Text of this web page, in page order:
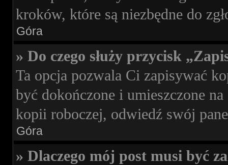
kroków, które są niezbędne do
Góra
» Do czego służy przycisk
Ta opcja pozwala Ci zapisywać
być dokończone i umieszczone
kopii roboczej, odwiedź swój
Góra
» Dlaczego mój post musi być